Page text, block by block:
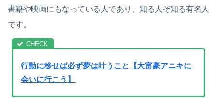
書籍や映画にもなっている人であり、知る人ぞ知る有名人
です。
行動に移せば必ず夢は叶うこと【大富豪アニキに
会いに行こう】